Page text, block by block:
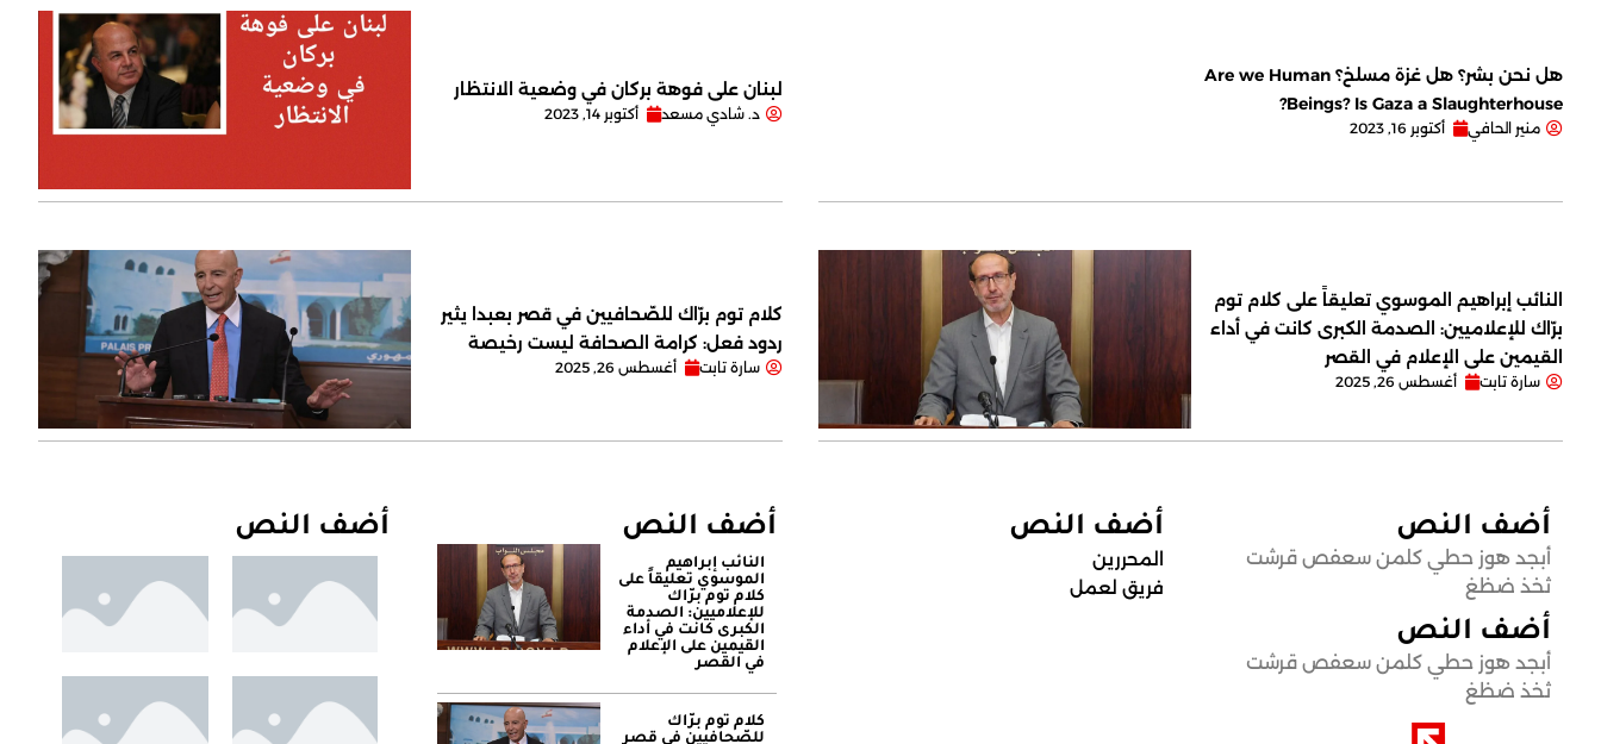
هل نحن بشر؟ هل غزة مسلخ؟ Are we Human
Beings? Is Gaza a Slaughterhouse?
منير الحافي أكتوبر 16, 2023
لبنان على فوهة بركان في وضعية الانتظار
د. شادي مسعد أكتوبر 14, 2023
النائب إبراهيم الموسوي تعليقاً على كلام توم
برّاك للإعلاميين: الصدمة الكبرى كانت في أداء
القيمين على ‏الإعلام في القصر
سارة تابت أغسطس 26, 2025
كلام توم برّاك للصّحافيين في قصر بعبدا يثير
ردود فعل: كرامة الصحافة ليست رخيصة
سارة تابت أغسطس 26, 2025
أضف النص
أبجد هوز حطي كلمن سعفص قرشت
ثخذ ضظغ
أضف النص
أبجد هوز حطي كلمن سعفص قرشت
ثخذ ضظغ
أضف النص
المحررين
فريق لعمل
أضف النص
النائب إبراهيم
الموسوي تعليقاً على
كلام توم برّاك
للإعلاميين: الصدمة
الكبرى كانت في أداء
القيمين على ‏الإعلام
في القصر
كلام توم برّاك
للصّحافيين في قصر
أضف النص